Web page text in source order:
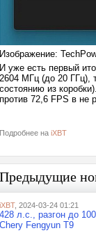
Изображение:
И уже есть первый
2604 МГц (до 20 ГГц),
состоянию из
против 72,6 FPS в не
Подробнее на iXBT
Предыдущие
iXBT, 2024-03-24 01:21
428 л.с., разгон до
Chery Fengyun T9